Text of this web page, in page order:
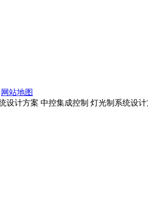
网站地图
设计方案 中控集成控制 灯光制系统设